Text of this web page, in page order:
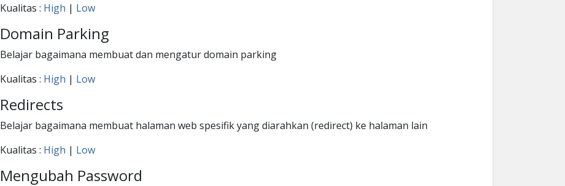
Kualitas : High | Low
Domain Parking
Belajar bagaimana membuat dan mengatur domain parking
Kualitas : High | Low
Redirects
Belajar bagaimana membuat halaman web spesifik yang diarahkan (redirect) ke halaman lain
Kualitas : High | Low
Mengubah Password